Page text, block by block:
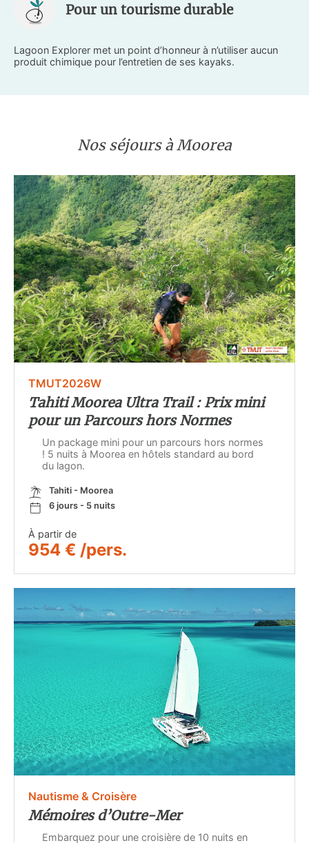
Pour un tourisme durable
Lagoon Explorer met un point d’honneur à n’utiliser aucun
produit chimique pour l’entretien de ses kayaks.
Nos séjours à Moorea
TMUT2026W
Tahiti Moorea Ultra Trail : Prix mini
pour un Parcours hors Normes
Un package mini pour un parcours hors normes
! 5 nuits à Moorea en hôtels standard au bord
du lagon.
Tahiti - Moorea
6 jours - 5 nuits
À partir de
954 € /pers.
Nautisme & Croisère
Mémoires d’Outre-Mer
Embarquez pour une croisière de 10 nuits en